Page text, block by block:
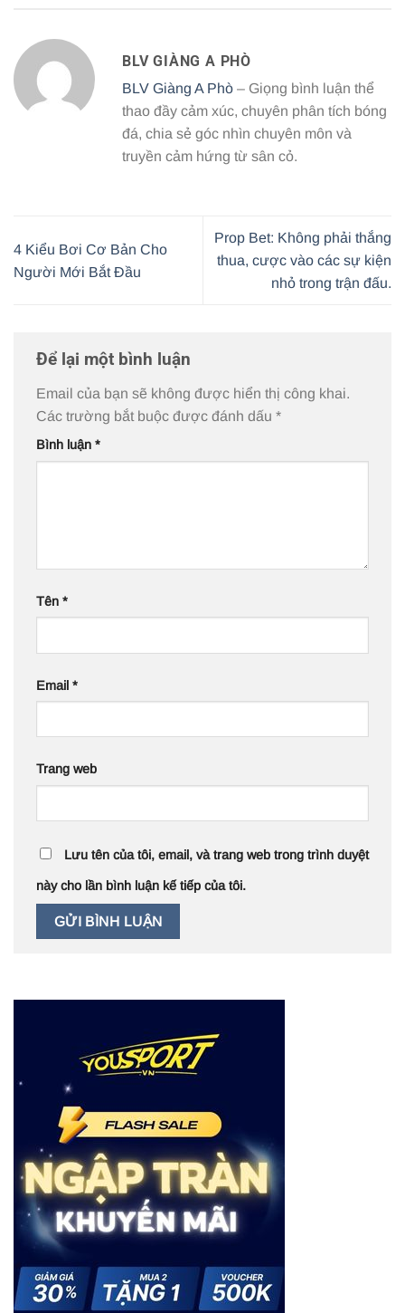
BLV GIÀNG A PHÒ
BLV Giàng A Phò – Giọng bình luận thể
thao đầy cảm xúc, chuyên phân tích bóng
đá, chia sẻ góc nhìn chuyên môn và
truyền cảm hứng từ sân cỏ.
4 Kiểu Bơi Cơ Bản Cho
Người Mới Bắt Đầu
Prop Bet: Không phải thắng
thua, cược vào các sự kiện
nhỏ trong trận đấu.
Để lại một bình luận
Email của bạn sẽ không được hiển thị công khai.
Các trường bắt buộc được đánh dấu *
Bình luận *
Tên *
Email *
Trang web
Lưu tên của tôi, email, và trang web trong trình duyệt
này cho lần bình luận kế tiếp của tôi.